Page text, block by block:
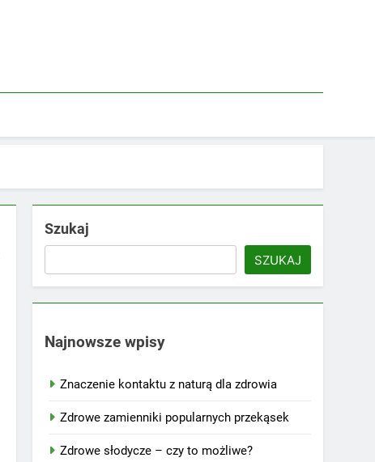
Szukaj
SZUKAJ
Najnowsze wpisy
Znaczenie kontaktu z naturą dla zdrowia
Zdrowe zamienniki popularnych przekąsek
Zdrowe słodycze – czy to możliwe?